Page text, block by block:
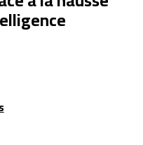
V raccordé à la LGV
dans
de Forafric Maroc
152.000 unités au
électriques et les